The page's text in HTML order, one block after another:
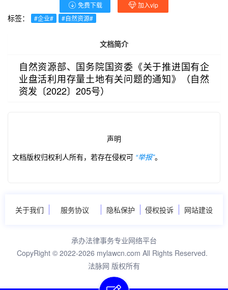
免费下载 加入vip
标签： #企业# #自然资源#
文档简介
自然资源部、国务院国资委《关于推进国有企
业盘活利用存量土地有关问题的通知》（自然
资发〔2022〕205号）
声明
文档版权归权利人所有，若存在侵权可 “举报”。
关于我们 服务协议 隐私保护 侵权投诉 网站建设
承办法律事务专业网络平台
CopyRight © 2022-2026 mylawcn.com All Rights Reserved.
法脉网 版权所有